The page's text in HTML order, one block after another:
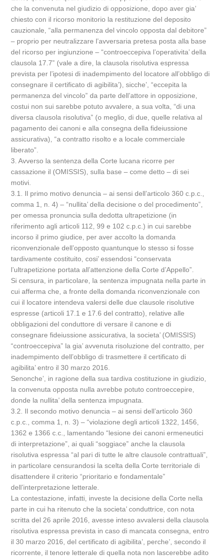
che la convenuta nel giudizio di opposizione, dopo aver gia’
chiesto con il ricorso monitorio la restituzione del deposito
cauzionale, “alla permanenza del vincolo opposta dal debitore”
– proprio per neutralizzare l’avversaria pretesa posta alla base
del ricorso per ingiunzione – “controeccepiva l’operativita’ della
clausola 17.7” (vale a dire, la clausola risolutiva espressa
prevista per l’ipotesi di inadempimento del locatore all’obbligo di
consegnare il certificato di agibilita’), sicche’, “eccepita la
permanenza del vincolo” da parte dell’attore in opposizione,
costui non sui sarebbe potuto avvalere, a sua volta, “di una
diversa clausola risolutiva” (o meglio, di due, quelle relativa al
pagamento dei canoni e alla consegna della fideiussione
assicurativa), “a contratto risolto e a locale commerciale
liberato”.
3. Avverso la sentenza della Corte lucana ricorre per
cassazione il (OMISSIS), sulla base – come detto – di sei
motivi.
3.1. Il primo motivo denuncia – ai sensi dell’articolo 360 c.p.c.,
comma 1, n. 4) – “nullita’ della decisione o del procedimento”,
per omessa pronuncia sulla dedotta ultrapetizione (in
riferimento agli articoli 112, 99 e 102 c.p.c.) in cui sarebbe
incorso il primo giudice, per aver accolto la domanda
riconvenzionale dell’opposto quantunque lo stesso si fosse
tardivamente costituito, cosi’ essendosi “conservata
l’ultrapetizione portata all’attenzione della Corte d’Appello”.
Si censura, in particolare, la sentenza impugnata nella parte in
cui afferma che, a fronte della domanda riconvenzionale con
cui il locatore intendeva valersi delle due clausole risolutive
espresse (articoli 17.1 e 17.6 del contratto), relative alle
obbligazioni del conduttore di versare il canone e di
consegnare fideiussione assicurativa, la societa’ (OMISSIS)
“controeccepiva” la gia’ avvenuta risoluzione del contratto, per
inadempimento dell’obbligo di trasmettere il certificato di
agibilita’ entro il 30 marzo 2016.
Senonche’, in ragione della sua tardiva costituzione in giudizio,
la convenuta opposta nulla avrebbe potuto controeccepire,
donde la nullita’ della sentenza impugnata.
3.2. Il secondo motivo denuncia – ai sensi dell’articolo 360
c.p.c., comma 1, n. 3) – “violazione degli articoli 1322, 1456,
1362 e 1366 c.c., lamentando “lesione dei canoni ermeneutici
di interpretazione”, ai quali “soggiace” anche la clausola
risolutiva espressa “al pari di tutte le altre clausole contrattuali”,
in particolare censurandosi la scelta della Corte territoriale di
disattendere il criterio “prioritario e fondamentale”
dell’interpretazione letterale.
La contestazione, infatti, investe la decisione della Corte nella
parte in cui ha ritenuto che la societa’ conduttrice, con nota
scritta del 26 aprile 2016, avesse inteso avvalersi della clausola
risolutiva espressa prevista in caso di mancata consegna, entro
il 30 marzo 2016, del certificato di agibilita’, perche’, secondo il
ricorrente, il tenore letterale di quella nota non lascerebbe adito